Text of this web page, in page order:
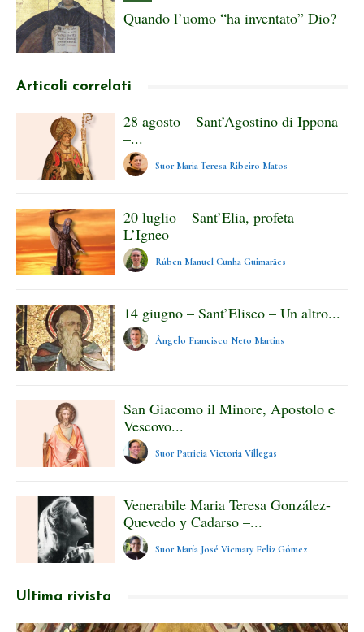
Quando l’uomo “ha inventato” Dio?
Articoli correlati
28 agosto – Sant’Agostino di Ippona
–...
Suor Maria Teresa Ribeiro Matos
20 luglio – Sant’Elia, profeta –
L’Igneo
Rúben Manuel Cunha Guimarães
14 giugno – Sant’Eliseo – Un altro...
Ângelo Francisco Neto Martins
San Giacomo il Minore, Apostolo e
Vescovo...
Suor Patricia Victoria Villegas
Venerabile Maria Teresa González-
Quevedo y Cadarso –...
Suor María José Vicmary Feliz Gómez
Ultima rivista